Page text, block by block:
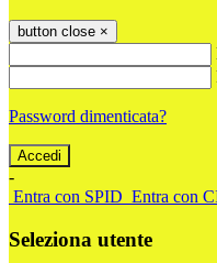
button close ×
Password dimenticata?
-
Entra con SPID Entra con
Seleziona utente